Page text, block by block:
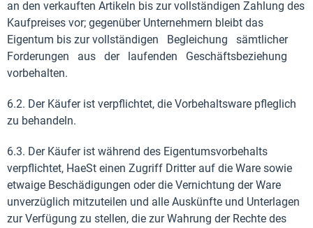
an den verkauften Artikeln bis zur vollständigen Zahlung des
Kaufpreises vor; gegenüber Unternehmern bleibt das
Eigentum bis zur vollständigen Begleichung sämtlicher
Forderungen aus der laufenden Geschäftsbeziehung
vorbehalten.
6.2. Der Käufer ist verpflichtet, die Vorbehaltsware pfleglich
zu behandeln.
6.3. Der Käufer ist während des Eigentumsvorbehalts
verpflichtet, HaeSt einen Zugriff Dritter auf die Ware sowie
etwaige Beschädigungen oder die Vernichtung der Ware
unverzüglich mitzuteilen und alle Auskünfte und Unterlagen
zur Verfügung zu stellen, die zur Wahrung der Rechte des